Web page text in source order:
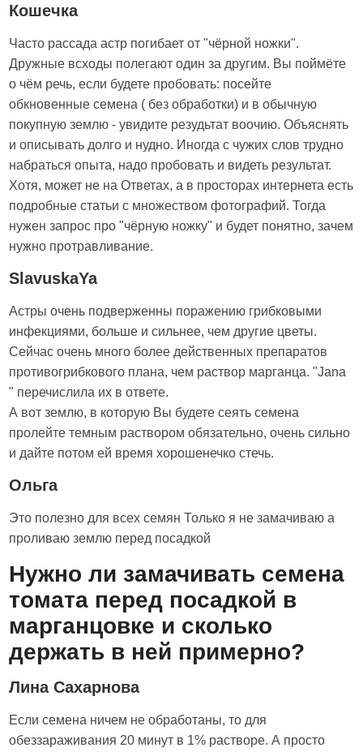
Кошечка
Часто рассада астр погибает от "чёрной ножки".
Дружные всходы полегают один за другим. Вы поймёте
о чём речь, если будете пробовать: посейте
обкновенные семена ( без обработки) и в обычную
покупную землю - увидите резудьтат воочию. Объяснять
и описывать долго и нудно. Иногда с чужих слов трудно
набраться опыта, надо пробовать и видеть результат.
Хотя, может не на Ответах, а в просторах интернета есть
подробные статьи с множеством фотографий. Тогда
нужен запрос про "чёрную ножку" и будет понятно, зачем
нужно протравливание.
SlavuskaYa
Астры очень подверженны поражению грибковыми
инфекциями, больше и сильнее, чем другие цветы.
Сейчас очень много более действенных препаратов
противогрибкового плана, чем раствор марганца. "Jana
" перечислила их в ответе.
А вот землю, в которую Вы будете сеять семена
пролейте темным раствором обязательно, очень сильно
и дайте потом ей время хорошенечко стечь.
Ольга
Это полезно для всех семян Только я не замачиваю а
проливаю землю перед посадкой
Нужно ли замачивать семена
томата перед посадкой в
марганцовке и сколько
держать в ней примерно?
Лина Сахарнова
Если семена ничем не обработаны, то для
обеззараживания 20 минут в 1% растворе. А просто